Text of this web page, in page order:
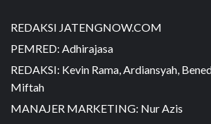
REDAKSI JATENGNOW.COM
PEMRED: Adhirajasa
REDAKSI: Kevin Rama, Ardiansyah,
Miftah
MANAJER MARKETING: Nur Azis